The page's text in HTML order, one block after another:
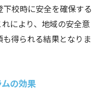
る要因
校時に安全を確保する
により、地域の安全意
得られる結果となりま
の効果